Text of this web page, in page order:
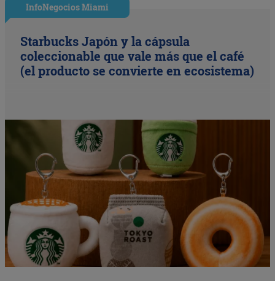
InfoNegocios Miami
Starbucks Japón y la cápsula
coleccionable que vale más que el café
(el producto se convierte en ecosistema)